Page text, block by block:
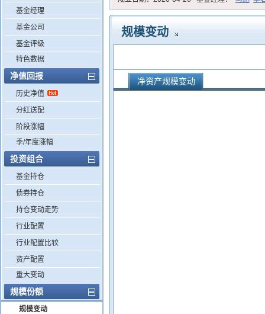
基金经理
基金公司
基金评级
特色数据
净值回报
历史净值
分红送配
阶段涨幅
季/年度涨幅
投资组合
基金持仓
债券持仓
持仓变动走势
行业配置
行业配置比较
资产配置
重大变动
规模份额
规模变动
规模变动
净资产规模变动